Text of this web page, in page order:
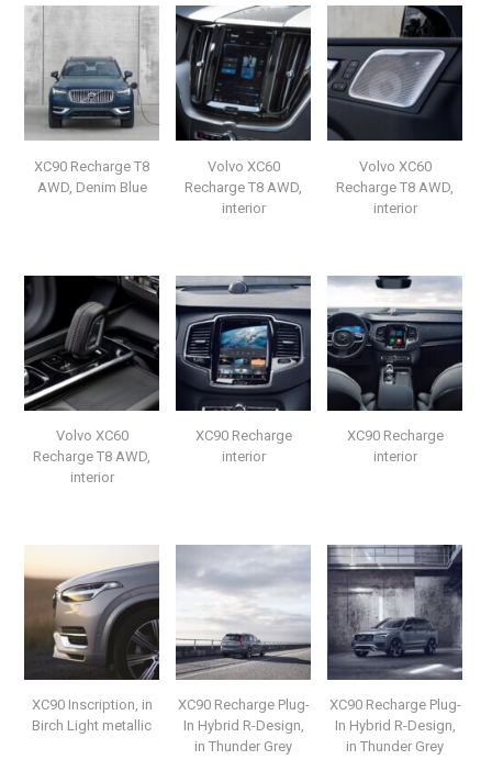
XC90 Recharge T8
AWD, Denim Blue
Volvo XC60
Recharge T8 AWD,
interior
Volvo XC60
Recharge T8 AWD,
interior
Volvo XC60
Recharge T8 AWD,
interior
XC90 Recharge
interior
XC90 Recharge
interior
XC90 Inscription, in
Birch Light metallic
XC90 Recharge Plug-
In Hybrid R-Design,
in Thunder Grey
XC90 Recharge Plug-
In Hybrid R-Design,
in Thunder Grey